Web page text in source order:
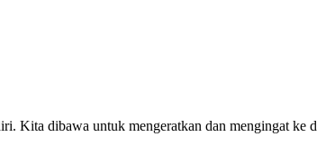
Kita dibawa untuk mengeratkan dan mengingat